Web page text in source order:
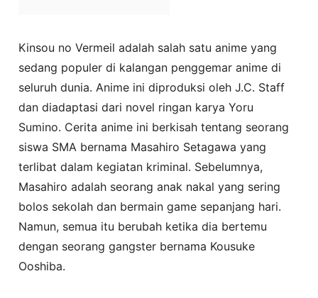
Kinsou no Vermeil adalah salah satu anime yang
sedang populer di kalangan penggemar anime di
seluruh dunia. Anime ini diproduksi oleh J.C. Staff
dan diadaptasi dari novel ringan karya Yoru
Sumino. Cerita anime ini berkisah tentang seorang
siswa SMA bernama Masahiro Setagawa yang
terlibat dalam kegiatan kriminal. Sebelumnya,
Masahiro adalah seorang anak nakal yang sering
bolos sekolah dan bermain game sepanjang hari.
Namun, semua itu berubah ketika dia bertemu
dengan seorang gangster bernama Kousuke
Ooshiba.